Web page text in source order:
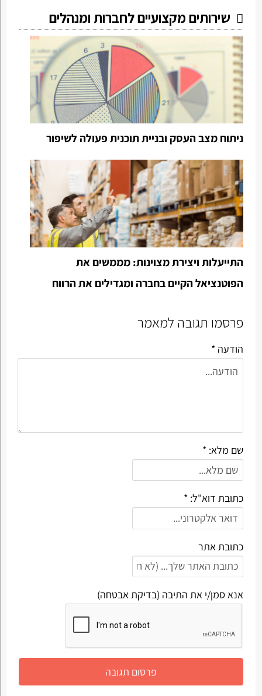
שירותים מקצועיים לחברות ומנהלים
ניתוח מצב העסק ובניית תוכנית פעולה לשיפור
התייעלות ויצירת מצוינות: מממשים את
הפוטנציאל הקיים בחברה ומגדילים את הרווח
פרסמו תגובה למאמר
הודעה *
שם מלא: *
כתובת דוא"ל: *
כתובת אתר
אנא סמן/י את התיבה (בדיקת אבטחה)